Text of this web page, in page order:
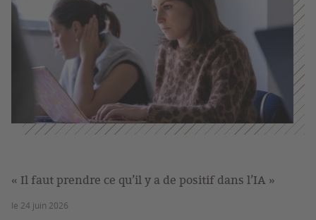
« Il faut prendre ce qu’il y a de positif dans l’IA »
le 24 juin 2026